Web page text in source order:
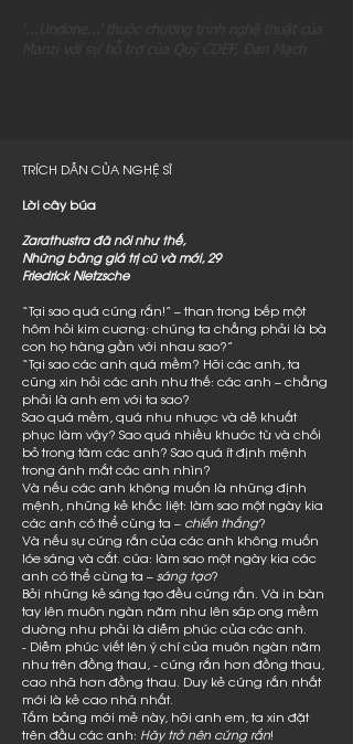
TRÍCH DẪN CỦA NGHỆ SĨ
Lời cây búa
Zarathustra đã nói như thế,
Những bảng giá trị cũ và mới, 29
Friedrick Nietzsche
“Tại sao quá cứng rắn!” – than trong bếp một
hôm hỏi kim cương: chúng ta chẳng phải là bà
con họ hàng gần với nhau sao?”
“Tại sao các anh quá mềm? Hỡi các anh, ta
cũng xin hỏi các anh như thế: các anh – chẳng
phải là anh em với ta sao?
Sao quá mềm, quá nhu nhược và dễ khuất
phục làm vậy? Sao quá nhiều khước từ và chối
bỏ trong tâm các anh? Sao quá ít định mệnh
trong ánh mắt các anh nhìn?
Và nếu các anh không muốn là những định
mệnh, những kẻ khốc liệt: làm sao một ngày kia
các anh có thể cùng ta – chiến thắng?
Và nếu sự cứng rắn của các anh không muốn
lóe sáng và cắt. cứa: làm sao một ngày kia các
anh có thể cùng ta –sáng tạo?
Bởi những kẻ sáng tạo đều cứng rắn. Và in bàn
tay lên muôn ngàn năm như lên sáp ong mềm
dường như phải là diễm phúc của các anh.
- Diễm phúc viết lên ý chí của muôn ngàn năm
như trên đồng thau, - cứng rắn hơn đồng thau,
cao nhã hơn đồng thau. Duy kẻ cứng rắn nhất
mới là kẻ cao nhã nhất.
Tấm bảng mới mẻ này, hỡi anh em, ta xin đặt
trên đầu các anh: Hãy trở nên cứng rắn!